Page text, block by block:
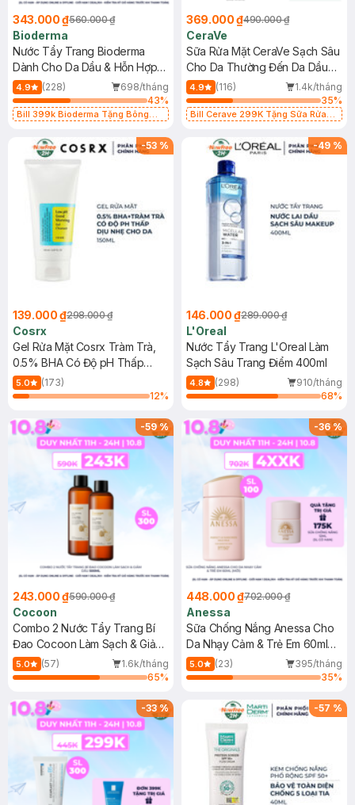
343.000 ₫560.000 ₫
Bioderma
Nước Tẩy Trang Bioderma
Dành Cho Da Dầu & Hỗn Hợp
500ml
4.9 (228)
698/tháng
43%
Bill 399k Bioderma Tặng Bông
369.000 ₫490.000 ₫
CeraVe
Sữa Rửa Mặt CeraVe Sạch Sâu
Cho Da Thường Đến Da Dầu
473ml
4.9 (116)
1.4k/tháng
35%
Bill Cerave 299K Tặng Sữa Rửa
-53 %
139.000 ₫298.000 ₫
Cosrx
Gel Rửa Mặt Cosrx Tràm Trà,
0.5% BHA Có Độ pH Thấp
150ml
5.0
(173)
12%
-49 %
146.000 ₫289.000 ₫
L'Oreal
Nước Tẩy Trang L'Oreal Làm
Sạch Sâu Trang Điểm 400ml
4.8 (298)
910/tháng
68%
-59%
243.000 ₫590.000 ₫
Cocoon
Combo 2 Nước Tẩy Trang Bí
Đao Cocoon Làm Sạch & Giảm
Dầu 500ml
5.0 (57)
1.6k/tháng
65%
-36%
448.000 ₫702.000 ₫
Anessa
Sữa Chống Nắng Anessa Cho
Da Nhạy Cảm & Trẻ Em 60ml
(Mới)
5.0 (23)
395/tháng
35%
-33% -57 %